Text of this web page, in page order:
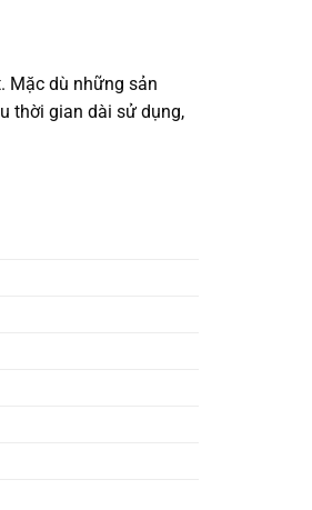
Mặc dù những sản
thời gian dài sử dụng,